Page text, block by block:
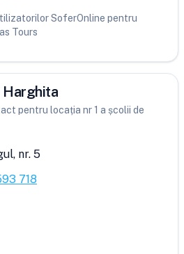
SoferOnline pentru
Tours
Harghita
pentru locația nr 1 a școlii de
nr. 5
718